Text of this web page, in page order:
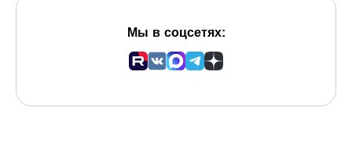
Мы в соцсетях: